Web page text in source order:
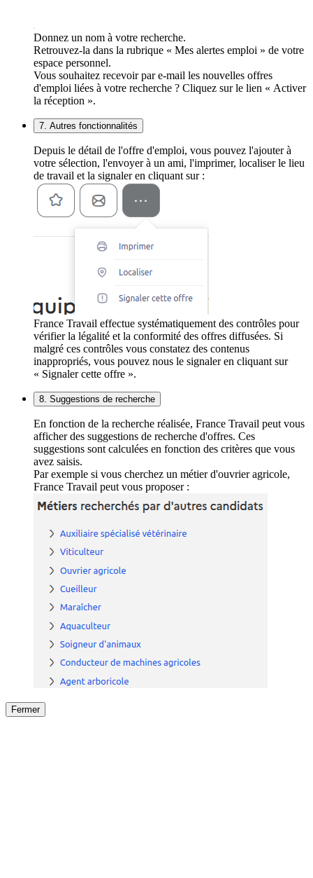
Donnez un nom à votre recherche.
Retrouvez-la dans la rubrique « Mes alertes emploi » de votre
espace personnel.
Vous souhaitez recevoir par e-mail les nouvelles offres
d'emploi liées à votre recherche ? Cliquez sur le lien « Activer
la réception ».
7. Autres fonctionnalités
Depuis le détail de l'offre d'emploi, vous pouvez l'ajouter à
votre sélection, l'envoyer à un ami, l'imprimer, localiser le lieu
de travail et la signaler en cliquant sur :
France Travail effectue systématiquement des contrôles pour
vérifier la légalité et la conformité des offres diffusées. Si
malgré ces contrôles vous constatez des contenus
inappropriés, vous pouvez nous le signaler en cliquant sur
« Signaler cette offre ».
8. Suggestions de recherche
En fonction de la recherche réalisée, France Travail peut vous
afficher des suggestions de recherche d'offres. Ces
suggestions sont calculées en fonction des critères que vous
avez saisis.
Par exemple si vous cherchez un métier d'ouvrier agricole,
France Travail peut vous proposer :
Fermer